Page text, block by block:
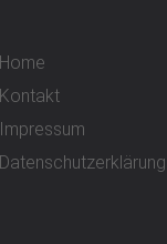
Home
Kontakt
Impressum
Datenschutzerklärung